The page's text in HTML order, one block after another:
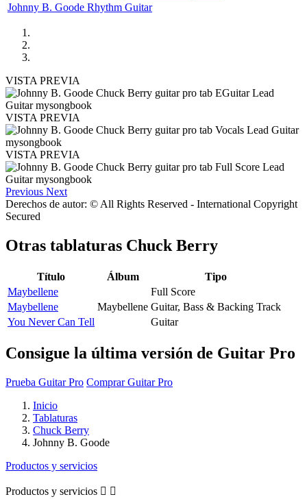
Johnny B. Goode Rhythm Guitar
VISTA PREVIA
VISTA PREVIA
VISTA PREVIA
Previous Next
Derechos de autor: © All Rights Reserved - International Copyright
Secured
Otras tablaturas Chuck Berry
Título Álbum
Tipo
Maybellene
Full Score
Maybellene
Maybellene Guitar, Bass & Backing Track
You Never Can Tell
Guitar
Consigue la última versión de Guitar Pro
Prueba Guitar Pro Comprar Guitar Pro
Inicio
Tablaturas
Chuck Berry
Johnny B. Goode
Productos y servicios
Productos y servicios  